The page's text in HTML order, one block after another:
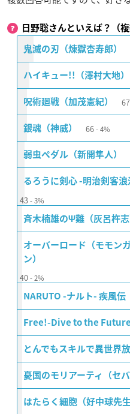
日野聡さんといえば？（複
鬼滅の刃（煉󠄁獄杏寿郎）
ハイキュー!!（澤村大地）
呪術廻戦（加茂憲紀） 67
銀魂（神威） 66 4%
弱虫ペダル（新開隼人）
るろうに剣心 -明治剣客
43 3%
斉木楠雄のΨ難（灰呂杵志
オーバーロード（モモン
ン）
40 2%
NARUTO -ナルト- 疾風伝
Free!-Dive to the
とんでもスキルで異世界
憂国のモリアーティ（セ
はたらく細胞（好中球先生